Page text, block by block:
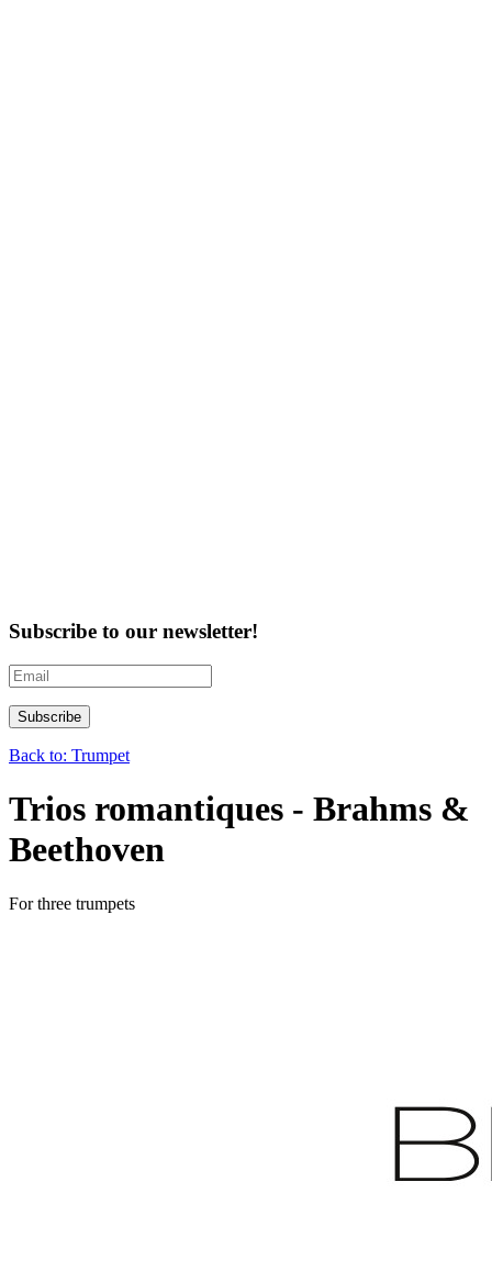
Subscribe to our newsletter!
Back to: Trumpet
Trios romantiques - Brahms &
Beethoven
For three trumpets